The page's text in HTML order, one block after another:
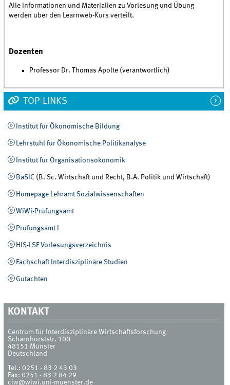
Alle Informationen und Materialien zu Vorlesung und Übung
werden über den Learnweb-Kurs verteilt.
Dozenten
Professor Dr. Thomas Apolte (verantwortlich)
TOP-LINKS
Institut für Ökonomische Bildung
Lehrstuhl für Ökonomische Politikanalyse
Institut für Organisationsökonomik
BaSIC(B. Sc. Wirtschaft und Recht, B.A. Politik und Wirtschaft)
Homepage Lehramt Sozialwissenschaften
WiWi-Prüfungsamt
Prüfungsamt I
HIS-LSF Vorlesungsverzeichnis
Fachschaft Interdisziplinäre Studien
Gutachten
KONTAKT
Centrum für Interdisziplinäre Wirtschaftsforschung
Scharnhorststr. 100
48151 Münster
Deutschland
Tel.: 0251 - 83 2 43 03
Fax: 0251 - 83 2 84 29
ciw@wiwi.uni-muenster.de